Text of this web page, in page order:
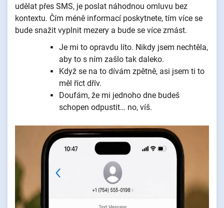
udělat přes SMS, je poslat náhodnou omluvu bez
kontextu. Čím méně informací poskytnete, tím více se
bude snažit vyplnit mezery a bude se více zmást.
Je mi to opravdu líto. Nikdy jsem nechtěla,
aby to s ním zašlo tak daleko.
Když se na to dívám zpětně, asi jsem ti to
měl říct dřív.
Doufám, že mi jednoho dne budeš
schopen odpustit… no, víš.